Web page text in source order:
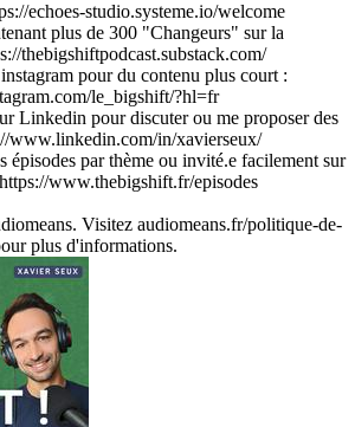
echoes-studio.systeme.io/welcome
plus de 300 "Changeurs" sur la
thebigshiftpodcast.substack.com/
pour du contenu plus court :
le_bigshift/?hl=fr
Linkedin pour discuter ou me proposer des
www.linkedin.com/in/xavierseux/
épisodes par thème ou invité.e facilement sur
www.thebigshift.fr/episodes
Visitez audiomeans.fr/politique-de-
plus d'informations.